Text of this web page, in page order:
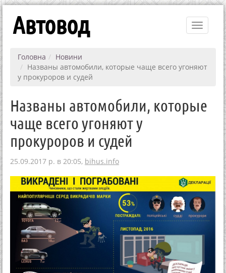
Toggle
Автовод
Головна
Новини
Названы автомобили, которые чаще всего угоняют
у прокуроров и судей
Названы автомобили, которые
чаще всего угоняют у
прокуроров и судей
25.09.2017 р. в 20:05, bihus.info